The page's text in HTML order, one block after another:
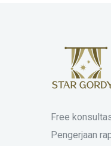
Free
Pengerjaan